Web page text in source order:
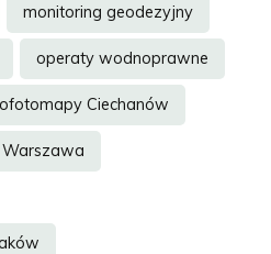
monitoring geodezyjny
operaty wodnoprawne
Ciechanów